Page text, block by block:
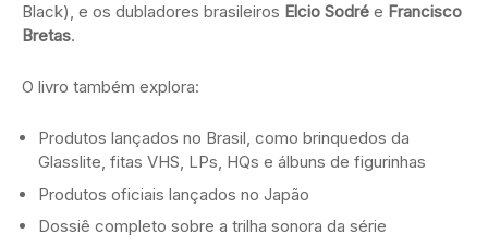
Black), e os dubladores brasileiros Elcio Sodré e Francisco
Bretas.
O livro também explora:
Produtos lançados no Brasil, como brinquedos da
Glasslite, fitas VHS, LPs, HQs e álbuns de figurinhas
Produtos oficiais lançados no Japão
Dossiê completo sobre a trilha sonora da série